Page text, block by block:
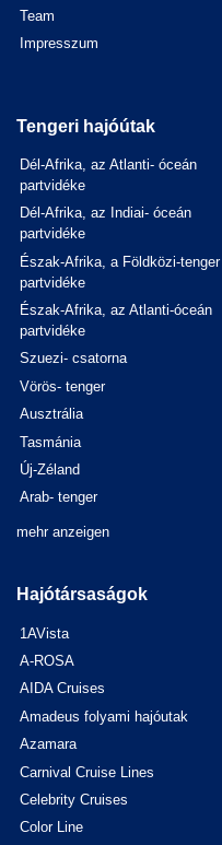
Team
Impresszum
Tengeri hajóútak
Dél-Afrika, az Atlanti- óceán
partvidéke
Dél-Afrika, az Indiai- óceán
partvidéke
Észak-Afrika, a Földközi-tenger
partvidéke
Észak-Afrika, az Atlanti-óceán
partvidéke
Szuezi- csatorna
Vörös- tenger
Ausztrália
Tasmánia
Új-Zéland
Arab- tenger
mehr anzeigen
Hajótársaságok
1AVista
A-ROSA
AIDA Cruises
Amadeus folyami hajóutak
Azamara
Carnival Cruise Lines
Celebrity Cruises
Color Line